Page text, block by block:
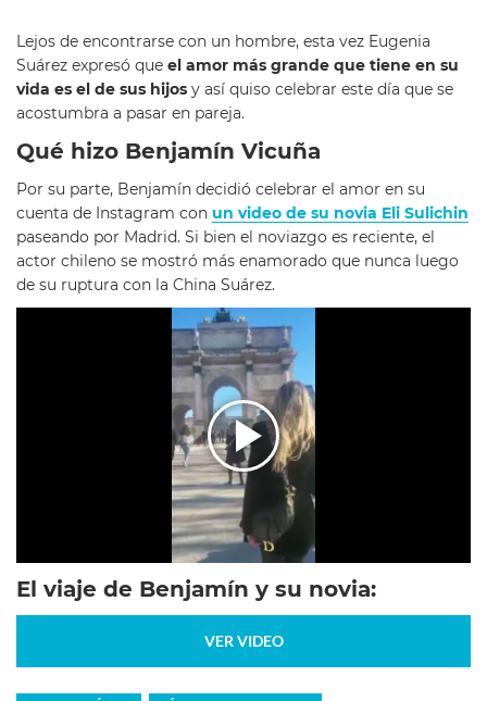
Lejos de encontrarse con un hombre, esta vez Eugenia
Suárez expresó que el amor más grande que tiene en su
vida es el de sus hijos y así quiso celebrar este día que se
acostumbra a pasar en pareja.
Qué hizo Benjamín Vicuña
Por su parte, Benjamín decidió celebrar el amor en su
cuenta de Instagram con un video de su novia Eli Sulichin
paseando por Madrid. Si bien el noviazgo es reciente, el
actor chileno se mostró más enamorado que nunca luego
de su ruptura con la China Suárez.
El viaje de Benjamín y su novia:
VER VIDEO